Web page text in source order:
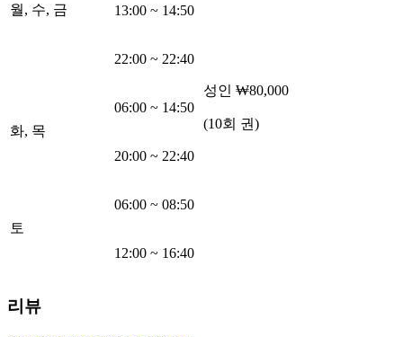
월, 수, 금
성인 ₩80,000
(10회 권)
13:00 ~ 14:50
22:00 ~ 22:40
화, 목
06:00 ~ 14:50
20:00 ~ 22:40
토
06:00 ~ 08:50
12:00 ~ 16:40
리뷰